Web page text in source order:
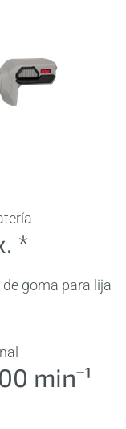
*
goma para lija
minˉ¹